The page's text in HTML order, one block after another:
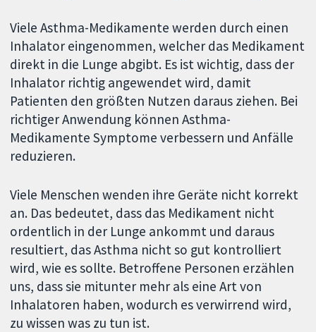
Viele Asthma-Medikamente werden durch einen
Inhalator eingenommen, welcher das Medikament
direkt in die Lunge abgibt. Es ist wichtig, dass der
Inhalator richtig angewendet wird, damit
Patienten den größten Nutzen daraus ziehen. Bei
richtiger Anwendung können Asthma-
Medikamente Symptome verbessern und Anfälle
reduzieren.
Viele Menschen wenden ihre Geräte nicht korrekt
an. Das bedeutet, dass das Medikament nicht
ordentlich in der Lunge ankommt und daraus
resultiert, das Asthma nicht so gut kontrolliert
wird, wie es sollte. Betroffene Personen erzählen
uns, dass sie mitunter mehr als eine Art von
Inhalatoren haben, wodurch es verwirrend wird,
zu wissen was zu tun ist.